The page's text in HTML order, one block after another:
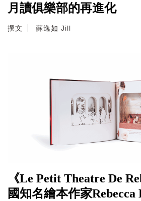
月讀俱樂部的再進化
撰文 蘇逸如 Jill
《Le Petit Theatre De
國知名繪本作家